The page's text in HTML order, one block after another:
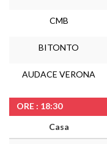
CMB
BITONTO
AUDACE VERONA
ORE : 18:30
Casa